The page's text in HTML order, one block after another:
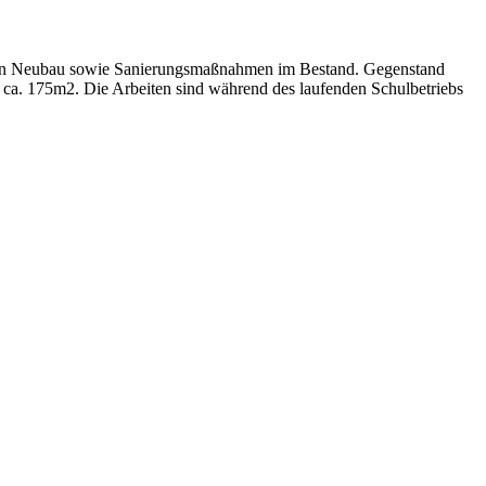
sowie Sanierungsmaßnahmen im Bestand. Gegenstand
175m2. Die Arbeiten sind während des laufenden Schulbetriebs